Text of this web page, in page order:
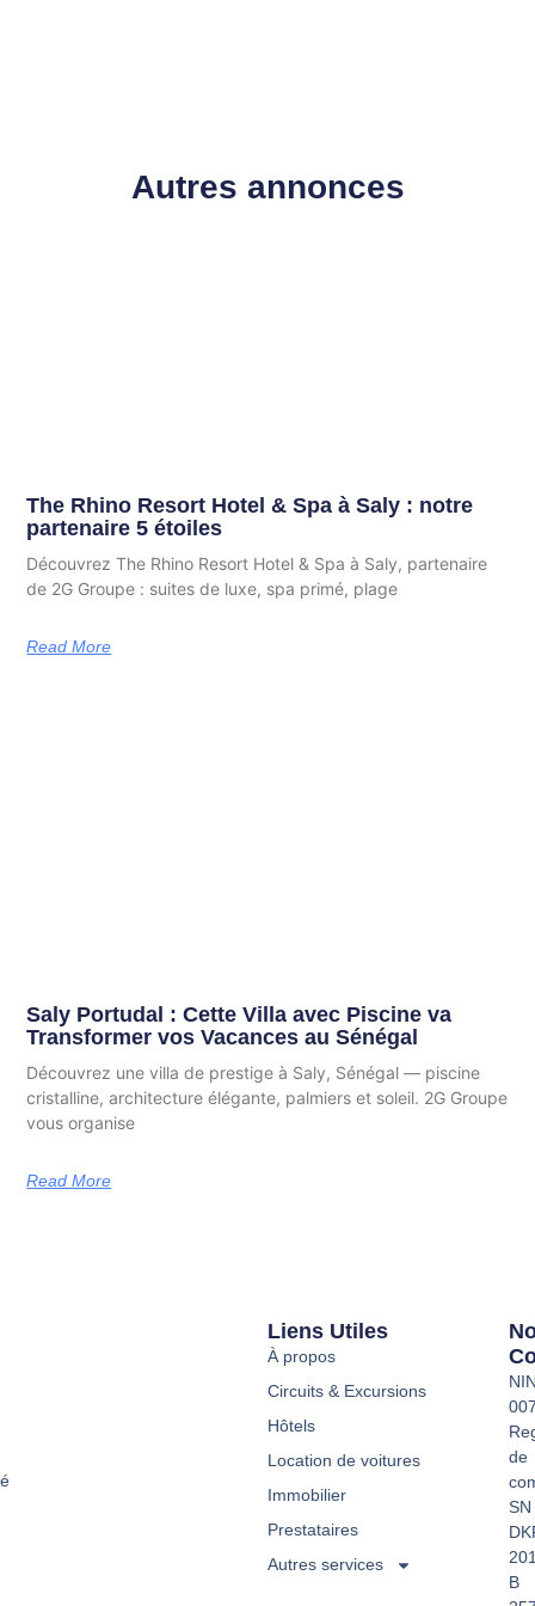
Autres annonces
The Rhino Resort Hotel & Spa à Saly : notre
partenaire 5 étoiles
Découvrez The Rhino Resort Hotel & Spa à Saly, partenaire
de 2G Groupe : suites de luxe, spa primé, plage
Read More
Saly Portudal : Cette Villa avec Piscine va
Transformer vos Vacances au Sénégal
Découvrez une villa de prestige à Saly, Sénégal — piscine
cristalline, architecture élégante, palmiers et soleil. 2G Groupe
vous organise
Read More
Liens Utiles
À propos
Circuits & Excursions
Hôtels
Location de voitures
Immobilier
Prestataires
Autres services
de
SN
B